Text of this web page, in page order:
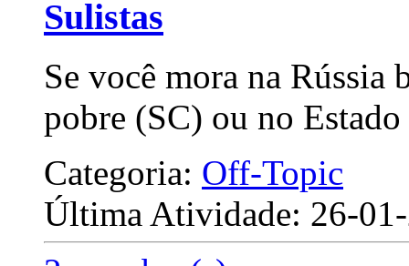
Sulistas
Se você mora na
pobre (SC) ou no
Categoria: Off-Topic
Última Atividade: 26-